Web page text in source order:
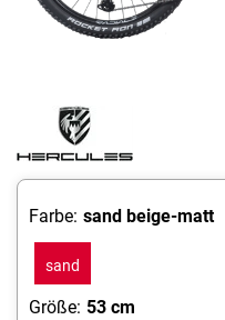
Farbe: sand beige-matt
sand
beige-
Größe: 53 cm